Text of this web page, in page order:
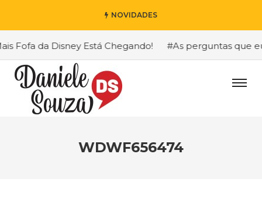
NOVIDADES
da Disney Está Chegando! #As perguntas que eu
WDWF656474